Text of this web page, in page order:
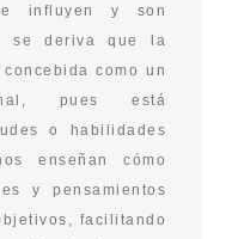
influyen y son
se deriva que la
como un
pues está
o habilidades
enseñan cómo
y pensamientos
facilitando